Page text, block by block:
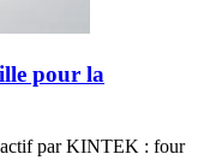
pour la
actif par KINTEK : four